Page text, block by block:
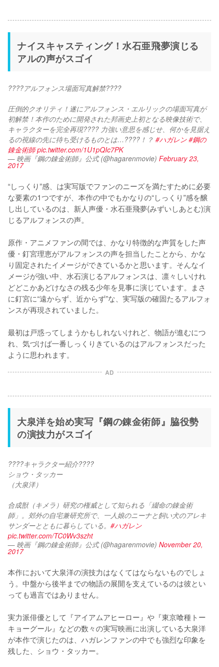
ナイスキャスティング！水石亜飛夢演じる
アルの声がスゴイ
????アルフォンス場面写真解禁????
圧倒的クオリティ！遂にアルフォンス・エルリックの場面写真が
初解禁！本作のために開発された邦画史上初となる映像技術で、
キャラクターを完全再現???? 力強い意思を感じせ、何かを見据え
るの視線の先に待ち受けるものとは…????！？ #ハガレン #鋼の
錬金術師 pic.twitter.com/1U1pQIc7PK
— 映画『鋼の錬金術師』公式 (@hagarenmovie) February 23,
2017
“しっくり”感、は実写版でファンのニーズを満たすために必要
な要素の1つですが、本作の中でもかなりの“しっくり”感を醸
し出しているのは、新人声優・水石亜飛夢(みずいしあとむ)演
じるアルフォンスの声。
原作・アニメファンの間では、かなり特徴的な声質をした声
優・釘宮理恵がアルフォンスの声を担当したことから、かな
り固定されたイメージができているかと思います。そんなイ
メージが強い中、水石演じるアルフォンスは、凛々しいけれ
どどこかあどけなさの残る少年を見事に演じています。まさ
に釘宮に“遠からず、近からず”な、実写版の確固たるアルフォ
ンスが再現されていました。
最初は戸惑ってしまうかもしれないけれど、物語が進むにつ
れ、気づけば一番しっくりきているのはアルフォンスだった
ように思われます。
AD
大泉洋を始め実写『鋼の錬金術師』脇役勢
の演技力がスゴイ
????キャラクター紹介????
ショウ・タッカー
（大泉洋）
合成獣（キメラ）研究の権威として知られる「綴命の錬金術
師」。郊外の自宅兼研究所で、一人娘のニーナと飼い犬のアレキ
サンダーとともに暮らしている。 #ハガレン
pic.twitter.com/TC0Wv3szht
— 映画『鋼の錬金術師』公式 (@hagarenmovie) November 20,
2017
本作において大泉洋の演技力はなくてはならないものでしょ
う。中盤から後半までの物語の展開を支えているのは彼とい
っても過言ではありません。
実力派俳優として『アイアムアヒーロー』や『東京喰種トー
キョーグール』などの数々の実写映画に出演している大泉洋
が本作で演じたのは、ハガレンファンの中でも強烈な印象を
残した、ショウ・タッカー。